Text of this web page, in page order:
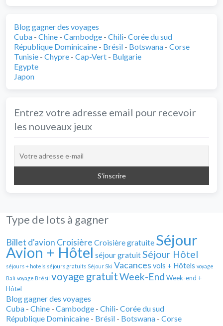
Blog gagner des voyages
Cuba - Chine - Cambodge - Chili- Corée du sud
République Dominicaine - Brésil - Botswana - Corse
Tunisie - Chypre - Cap-Vert - Bulgarie
Egypte
Japon
Entrez votre adresse email pour recevoir
les nouveaux jeux
Type de lots à gagner
Billet d'avion Croisière Croisière gratuite Séjour
Avion + Hôtel séjour gratuitSéjour Hôtel
séjours + hotels séjours gratuits Séjour Ski Vacances vols + Hôtels voyage
Bali voyage Brésil voyage gratuitWeek-End Week-end +
Hôtel
Blog gagner des voyages
Cuba - Chine - Cambodge - Chili- Corée du sud
République Dominicaine - Brésil - Botswana - Corse